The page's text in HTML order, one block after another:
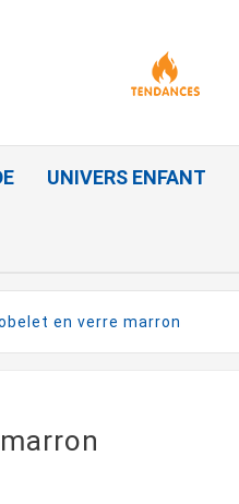
UNIVERS ENFANT
en verre marron